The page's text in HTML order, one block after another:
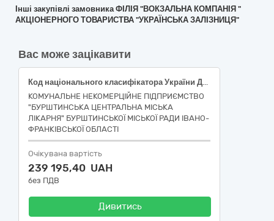
Інші закупівлі замовника ФІЛІЯ "ВОКЗАЛЬНА КОМПАНІЯ "
АКЦІОНЕРНОГО ТОВАРИСТВА "УКРАЇНСЬКА ЗАЛІЗНИЦЯ"
Вас може зацікавити
Код національного класифікатора України ДК 021:2015: 79710000-4: Охоронні послуги (Послуги охорони)
КОМУНАЛЬНЕ НЕКОМЕРЦІЙНЕ ПІДПРИЄМСТВО
"БУРШТИНСЬКА ЦЕНТРАЛЬНА МІСЬКА
ЛІКАРНЯ" БУРШТИНСЬКОЇ МІСЬКОЇ РАДИ ІВАНО-
ФРАНКІВСЬКОЇ ОБЛАСТІ
Очікувана вартість
239 195,40 UAH
без ПДВ
Дивитись